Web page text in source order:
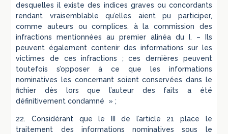
desquelles il existe des indices graves ou concordants
rendant vraisemblable qu’elles aient pu participer,
comme auteurs ou complices, à la commission des
infractions mentionnées au premier alinéa du I. – Ils
peuvent également contenir des informations sur les
victimes de ces infractions ; ces dernières peuvent
toutefois s’opposer à ce que les informations
nominatives les concernant soient conservées dans le
fichier dès lors que l’auteur des faits a été
définitivement condamné » ;
22. Considérant que le III de l’article 21 place le
traitement des informations nominatives sous le